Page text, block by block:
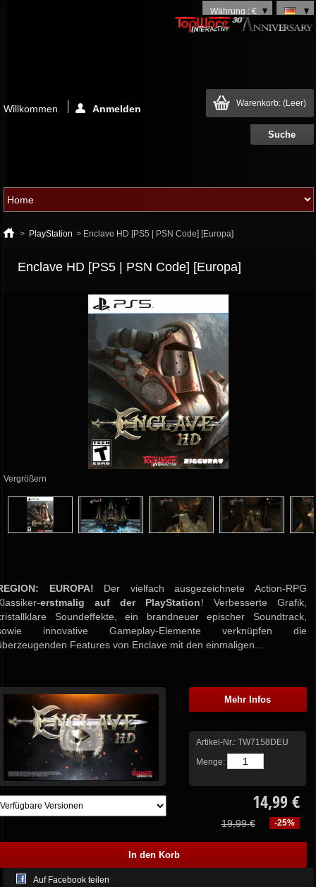
Währung : €
Warenkorb: (Leer)
Willkommen Anmelden
> PlayStation > Enclave HD [PS5 | PSN Code] [Europa]
Enclave HD [PS5 | PSN Code] [Europa]
Vergrößern
EUROPA! Der vielfach ausgezeichnete Action-RPG
erstmalig auf der PlayStation! Verbesserte Grafik,
Soundeffekte, ein brandneuer epischer Soundtrack,
innovative Gameplay-Elemente verknüpfen die
Features von Enclave mit den einmaligen...
Mehr Infos
Artikel-Nr.: TW7158DEU
Menge:
14,99 €
-25%
19,99 €
Auf Facebook teilen